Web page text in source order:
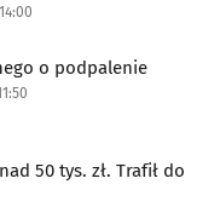
o podpalenie
50 tys. zł. Trafił do